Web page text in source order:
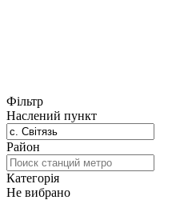
Фільтр
Наслений пункт
Район
Категорія
Не вибрано